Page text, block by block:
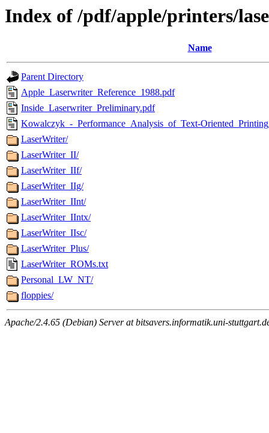
Index of /pdf/apple/printers/
Name
Parent Directory
Apple_Laserwriter_Reference_1988.pdf
Inside_Laserwriter_Preliminary.pdf
Kowalczyk_-_Performance_Analysis_of_Text-
LaserWriter/
LaserWriter_II/
LaserWriter_IIf/
LaserWriter_IIg/
LaserWriter_IInt/
LaserWriter_IIntx/
LaserWriter_IIsc/
LaserWriter_Plus/
LaserWriter_ROMs.txt
Personal_LW_NT/
floppies/
Apache/2.4.65 (Debian) Server at bitsavers.informatik.uni-